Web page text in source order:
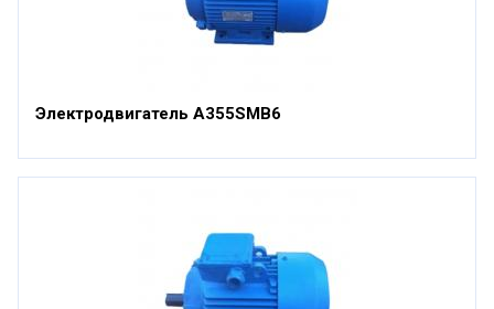
Электродвигатель А355SМВ6